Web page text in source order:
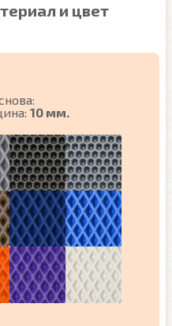
и цвет
10 мм.